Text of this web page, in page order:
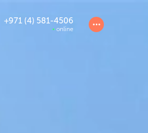
+971 (4) 581-4506
online